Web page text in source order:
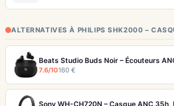
ALTERNATIVES À PHILIPS SHK2000 –
7.6/10160 €